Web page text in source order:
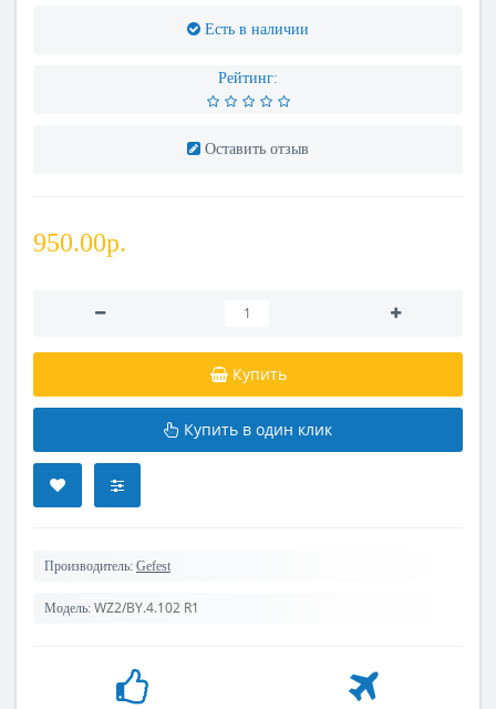
Есть в наличии
Рейтинг:
Оставить отзыв
950.00р.
Купить
Купить в один клик
Производитель: Gefest
Модель: WZ2/BY.4.102 R1